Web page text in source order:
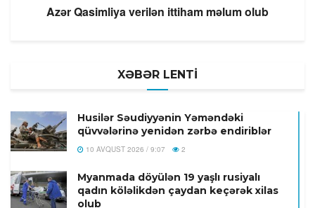
Azər Qasimliya verilən ittiham məlum olub
XƏBƏR LENTİ
Husilər Səudiyyənin Yəməndəki
qüvvələrinə yenidən zərbə endiriblər
10 AVQUST 2026 / 9:07 2
Myanmada döyülən 19 yaşlı rusiyalı
qadın köləlikdən çaydan keçərək xilas
olub